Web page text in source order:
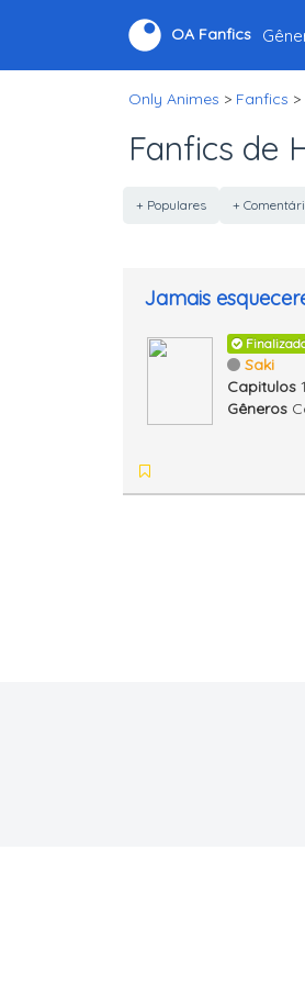
OA Fanfics
Only Animes > Fanfics >
Fanfics de
+ Populares +
Jamais
Saki
Capitulos
Gêneros